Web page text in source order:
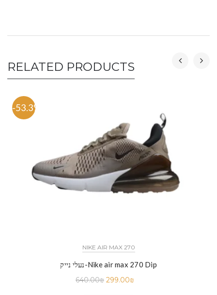
RELATED PRODUCTS
-53.3%
NIKE AIR MAX 270
נעלי נייק-Nike air max 270 Dip
640.00₪ 299.00₪